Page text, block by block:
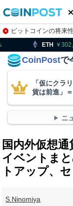
ビットコインの将来性
株特集・関連銘柄
2.18
CoinPostで
「仮にクラ
貨は前進」
ニ
国内外仮想
イベントま
トアップ、
S.Ninomiya